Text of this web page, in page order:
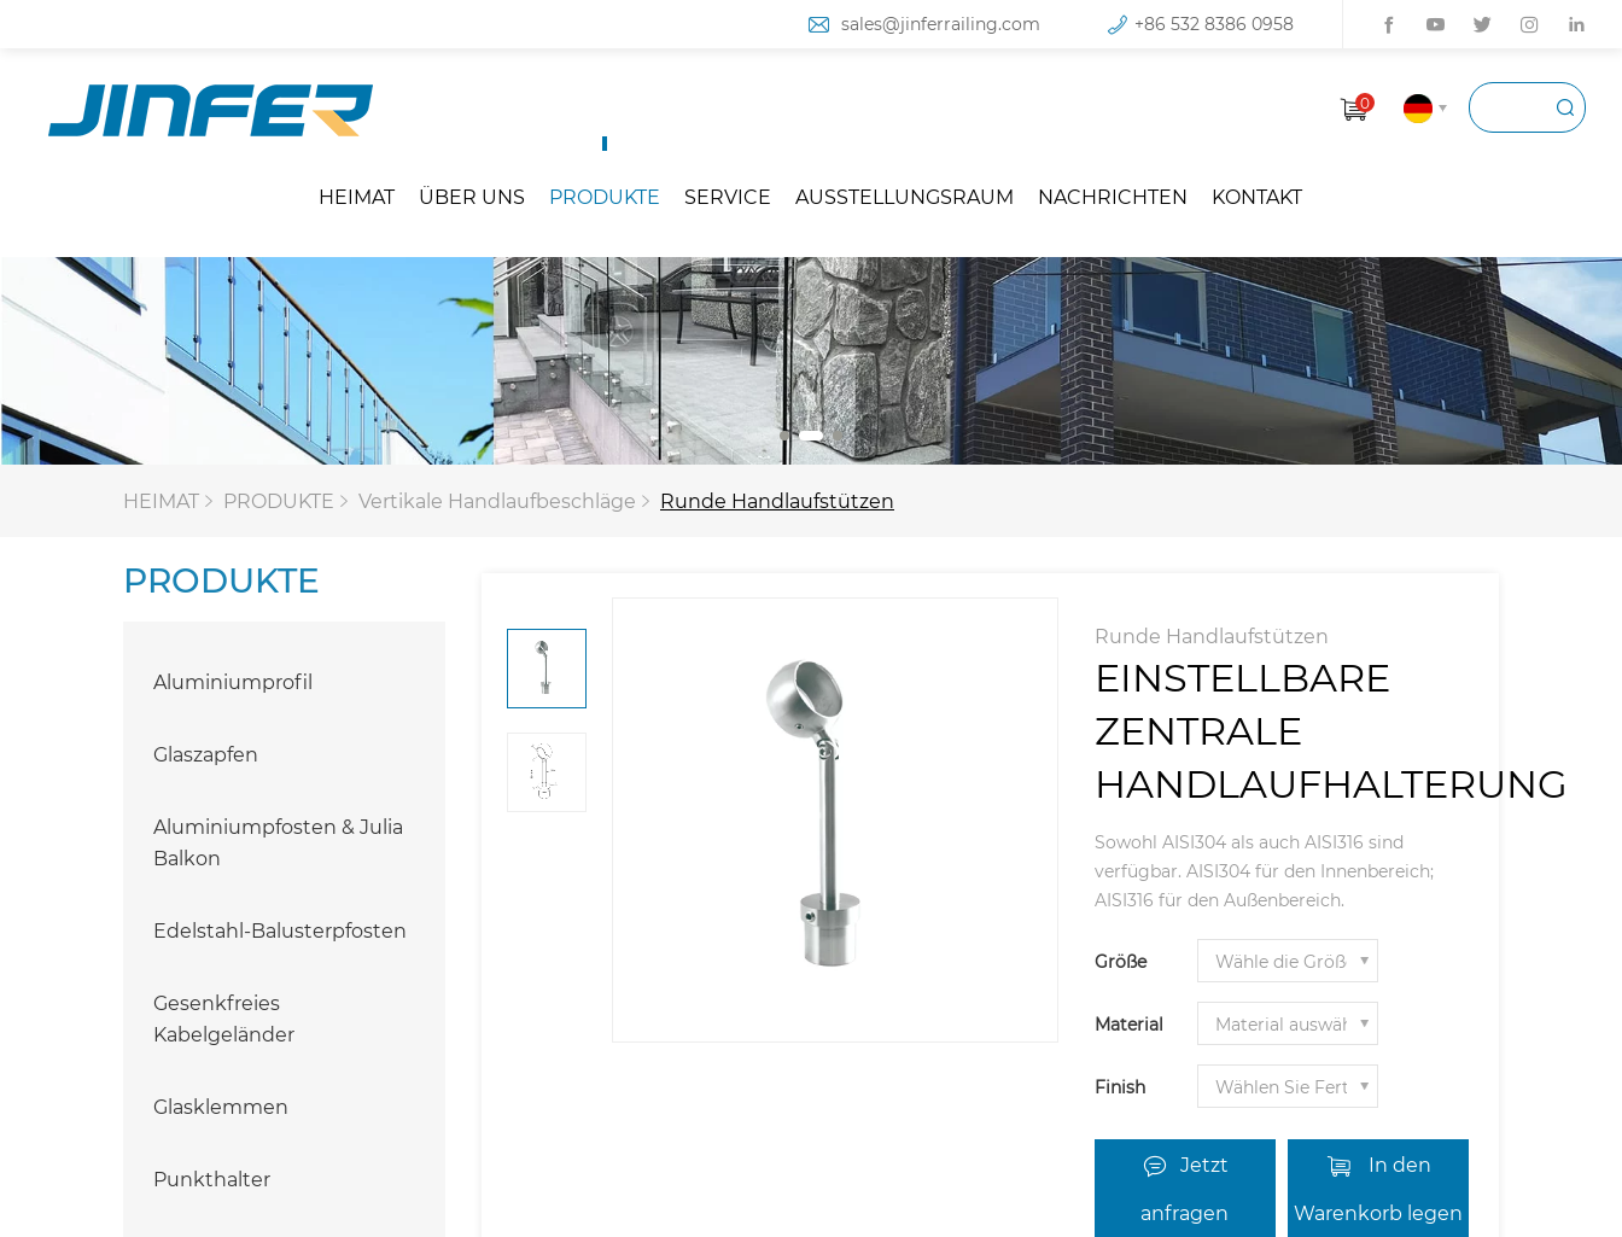
sales@jinferrailing.com +86 532 8386 0958
0
HEIMAT ÜBER UNS PRODUKTE SERVICE AUSSTELLUNGSRAUM NACHRICHTEN KONTAKT
HEIMAT PRODUKTE Vertikale Handlaufbeschläge Runde Handlaufstützen
PRODUKTE
Aluminiumprofil
Glaszapfen
Aluminiumpfosten & Julia
Balkon
Edelstahl-Balusterpfosten
Gesenkfreies
Kabelgeländer
Glasklemmen
Punkthalter
Runde Handlaufstützen
EINSTELLBARE
ZENTRALE
HANDLAUFHALTERUNG
Sowohl AISI304 als auch AISI316 sind
verfügbar. AISI304 für den Innenbereich;
AISI316 für den Außenbereich.
Größe
Material
Finish
Jetzt
anfragen
In den
Warenkorb legen